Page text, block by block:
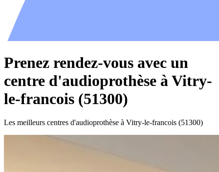
Prenez rendez-vous avec un
centre d'audioprothèse à Vitry-
le-francois (51300)
Les meilleurs centres d'audioprothèse à Vitry-le-francois (51300)